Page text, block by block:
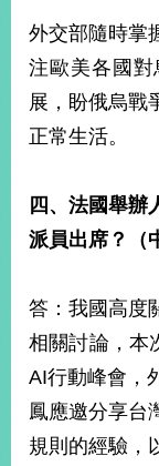
外交部隨時掌
注歐美各國
展，盼俄烏戰
正常生活。
四、法國舉辦
派員出席？（
答：我國高度
相關討論，本
AI行動峰會，
鳳應邀分享台
規則的經驗，